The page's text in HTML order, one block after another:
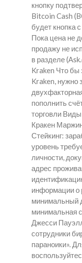
кнопку
Bitcoin Cash
будет кнопка
Пока цена не
продажу не
в разделе
Kraken Что бы
Kraken, нужно
пополнить
торговли
Кракен
Стейкинг:
уровень
личности,
адрес
информации о
минимальный
минимальная
Джесси
сотрудники
параноики».